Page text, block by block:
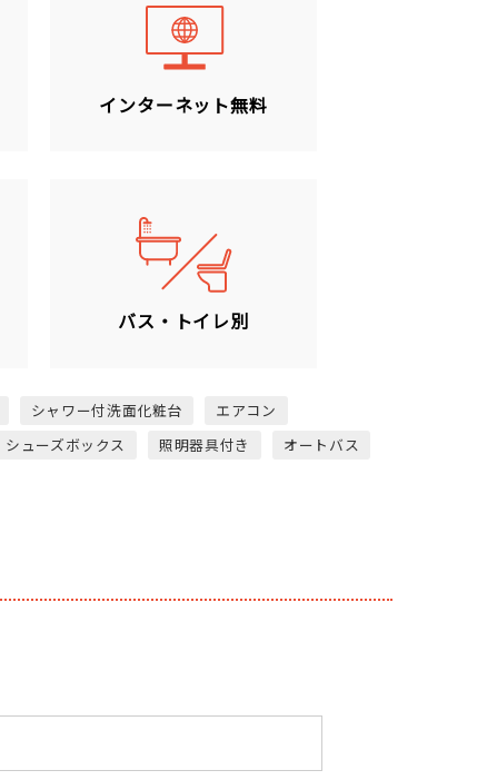
インターネット無料
バス・トイレ別
シャワー付洗面化粧台
エアコン
シューズボックス 照明器具付き オートバス